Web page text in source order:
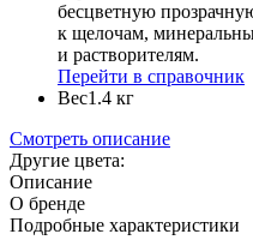
бесцветную
к щелочам,
и растворителям.
Перейти в справочник
Вес1.4 кг
Смотреть описание
Другие цвета:
Описание
О бренде
Подробные характеристики